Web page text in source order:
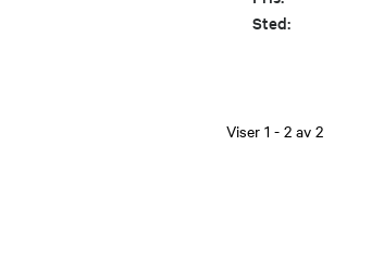
Sted:
Viser1- 2av2